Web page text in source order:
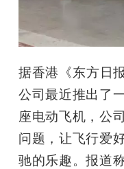
据香港《东方日
公司最近推出了
座电动飞机，公
问题，让飞行爱
驰的乐趣。报道